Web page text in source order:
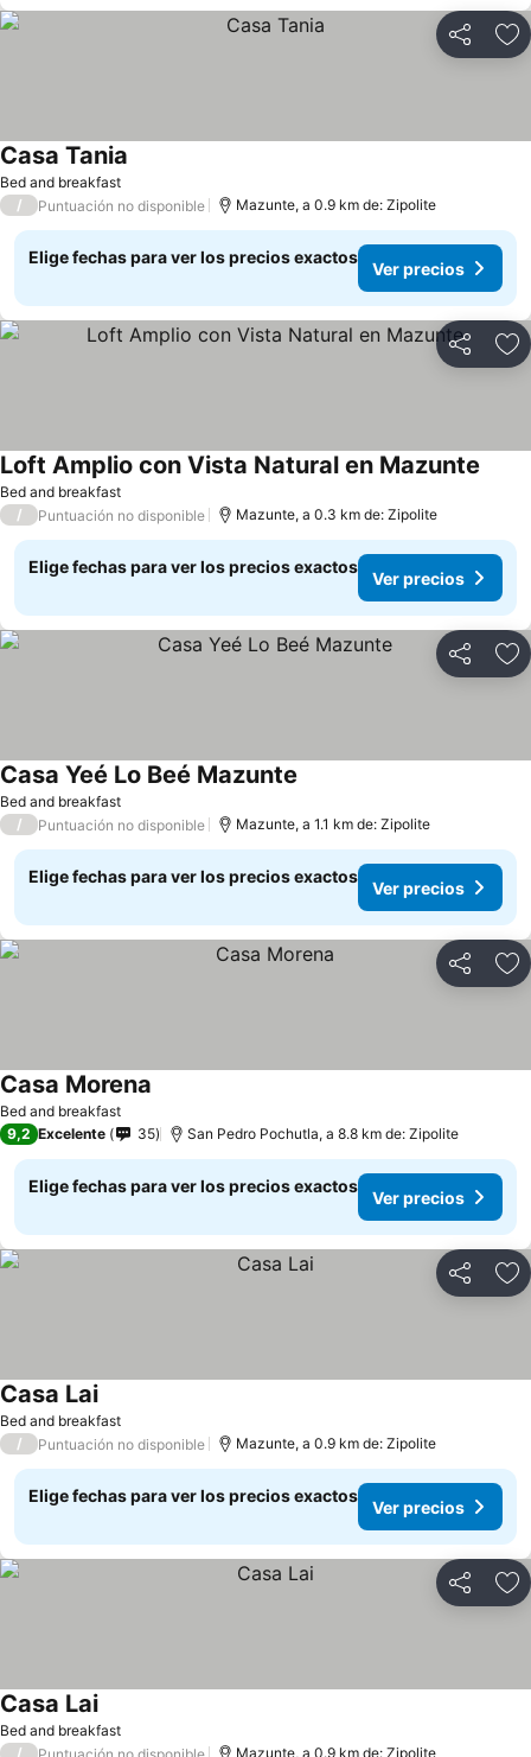
Compartir
Bed and breakfast
Casa Tania
/ Puntuación no disponible Mazunte, a 0.9 km de: Zipolite
Elige fechas para ver los precios exactos
Ver precios
Compartir
Bed and breakfast
Loft Amplio con Vista Natural en Mazunte
/ Puntuación no disponible Mazunte, a 0.3 km de: Zipolite
Elige fechas para ver los precios exactos
Ver precios
Compartir
Bed and breakfast
Casa Yeé Lo Beé Mazunte
/ Puntuación no disponible Mazunte, a 1.1 km de: Zipolite
Elige fechas para ver los precios exactos
Ver precios
Compartir
Bed and breakfast
Casa Morena
9,2 Excelente 35 San Pedro Pochutla, a 8.8 km de: Zipolite
Elige fechas para ver los precios exactos
Ver precios
Compartir
Bed and breakfast
Casa Lai
/ Puntuación no disponible Mazunte, a 0.9 km de: Zipolite
Elige fechas para ver los precios exactos
Ver precios
Compartir
Bed and breakfast
Casa Lai
/ Puntuación no disponible Mazunte, a 0.9 km de: Zipolite